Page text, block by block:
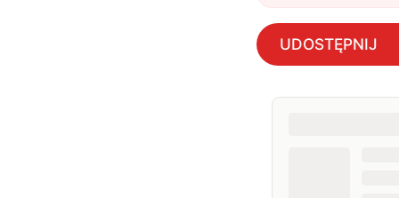
UDOSTĘPNIJ